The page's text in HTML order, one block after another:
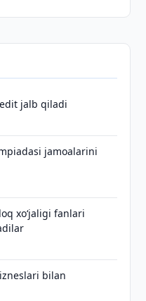
jalb qiladi
jamoalarini
xoʻjaligi fanlari
bilan